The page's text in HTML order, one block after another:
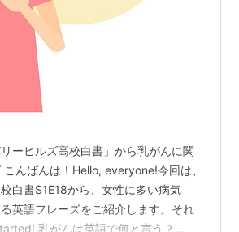
ーヒルズ高校白書」から乳がんに関
んばんは！Hello, everyone!今回は、
白書S1E18から、女性に多い病気
る英語フレーズをご紹介します。それ
乳がんは英語で何と言う？